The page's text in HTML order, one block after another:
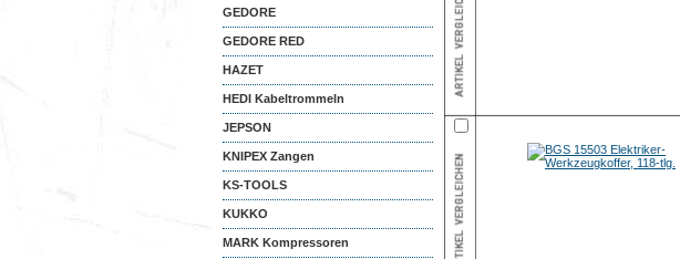
GEDORE
GEDORE RED
HAZET
HEDI Kabeltrommeln
JEPSON
KNIPEX Zangen
KS-TOOLS
KUKKO
MARK Kompressoren